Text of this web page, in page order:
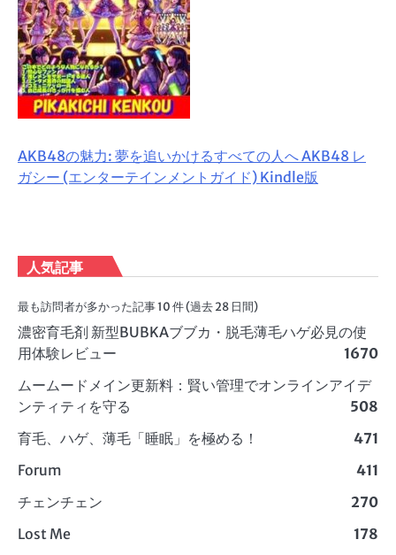
AKB48の魅力: 夢を追いかけるすべての人へ AKB48 レ
ガシー (エンターテインメントガイド) Kindle版
人気記事
最も訪問者が多かった記事 10 件 (過去 28 日間)
濃密育毛剤 新型BUBKAブブカ・脱毛薄毛ハゲ必見の使
用体験レビュー
1670
ムームードメイン更新料：賢い管理でオンラインアイデ
ンティティを守る
508
育毛、ハゲ、薄毛「睡眠」を極める！
471
Forum
411
チェンチェン
270
Lost Me
178